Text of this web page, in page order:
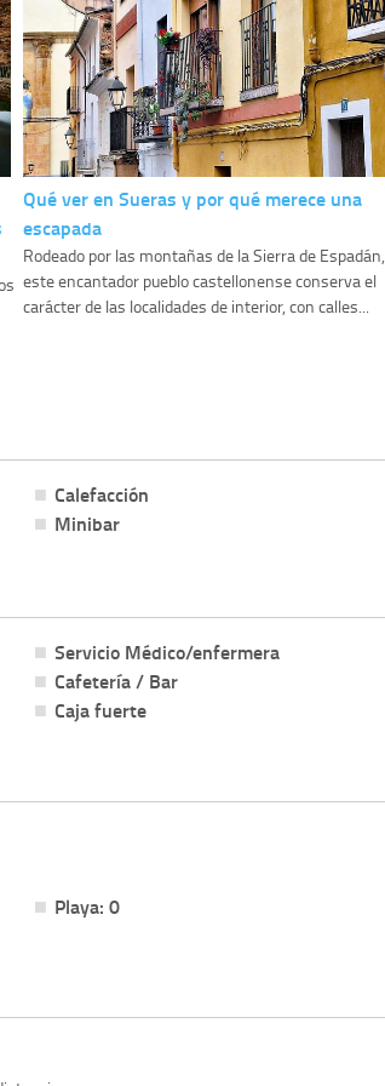
Qué ver en Sueras y por qué merece una
escapada
Rodeado por las montañas de la Sierra de Espadán,
este encantador pueblo castellonense conserva el
carácter de las localidades de interior, con calles...
Calefacción
Minibar
Servicio Médico/enfermera
Cafetería / Bar
Caja fuerte
Playa: 0